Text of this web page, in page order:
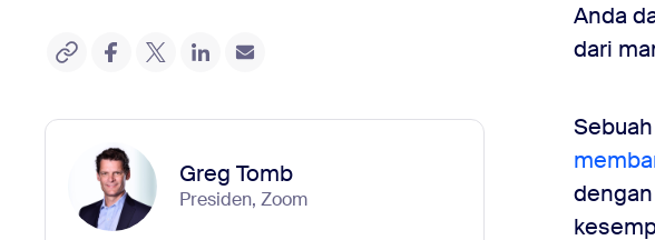
Greg Tomb
Presiden, Zoom
Anda
dari